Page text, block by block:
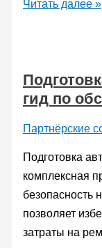
Конец
космологи
снова
о
природе
темной
энергии
Читать далее »
гид по
Партнёрские
Подготовка
комплексная
безопасность
позволяет
затраты на